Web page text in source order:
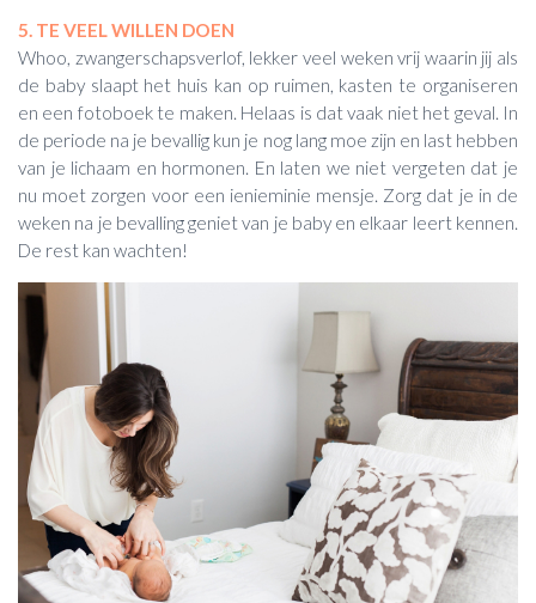
5. TE VEEL WILLEN DOEN
Whoo, zwangerschapsverlof, lekker veel weken vrij waarin jij als
de baby slaapt het huis kan op ruimen, kasten te organiseren
en een fotoboek te maken. Helaas is dat vaak niet het geval. In
de periode na je bevallig kun je nog lang moe zijn en last hebben
van je lichaam en hormonen. En laten we niet vergeten dat je
nu moet zorgen voor een ienieminie mensje. Zorg dat je in de
weken na je bevalling geniet van je baby en elkaar leert kennen.
De rest kan wachten!